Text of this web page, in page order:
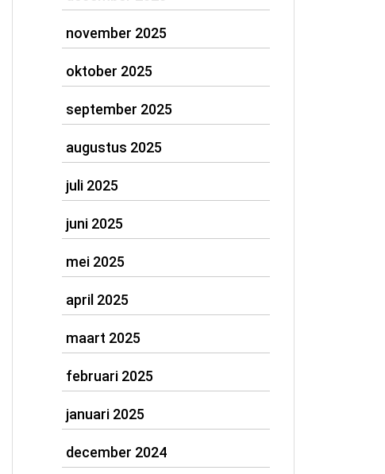
november 2025
oktober 2025
september 2025
augustus 2025
juli 2025
juni 2025
mei 2025
april 2025
maart 2025
februari 2025
januari 2025
december 2024